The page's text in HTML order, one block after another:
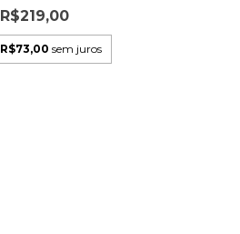
R$219,00
R$73,00 sem juros